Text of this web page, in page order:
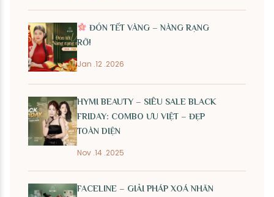
ĐÓN TẾT VÀNG – NÀNG RẠNG
RỠ!
Jan .12 .2026
HYMI BEAUTY – SIÊU SALE BLACK
FRIDAY: COMBO ƯU VIỆT – ĐẸP
TOÀN DIỆN
Nov .14 .2025
FACELINE – GIẢI PHÁP XOÁ NHĂN